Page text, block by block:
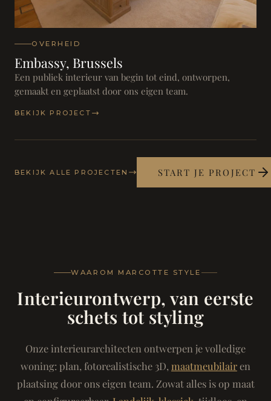
OVERHEID
Embassy, Brussels
Een publiek interieur van begin tot eind, ontworpen,
gemaakt en geplaatst door ons eigen team.
BEKIJK PROJECT
BEKIJK ALLE PROJECTEN START JE PROJECT
WAAROM MARCOTTE STYLE
Interieurontwerp, van eerste
schets tot styling
Onze interieurarchitecten ontwerpen je volledige
woning: plan, fotorealistische 3D, maatmeubilairen
plaatsing door ons eigen team. Zowat alles is op maat